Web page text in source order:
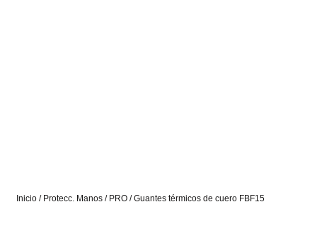
Inicio / Protecc. Manos / PRO / Guantes térmicos de cuero FBF15